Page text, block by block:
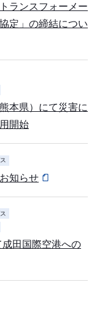
ランスフォーメー
定」の締結につい
本県）にて災害に
開始
知らせ
成田国際空港への